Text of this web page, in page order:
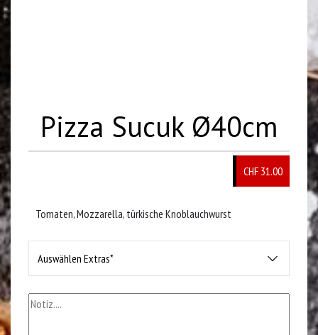
Pizza Sucuk Ø40cm
CHF 31.00
Tomaten, Mozzarella, türkische Knoblauchwurst
Auswählen Extras*